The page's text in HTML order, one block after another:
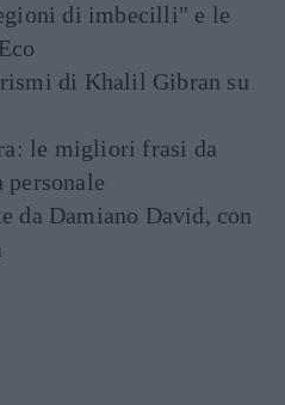
di imbecilli" e le
di Khalil Gibran su
le migliori frasi da
da Damiano David, con